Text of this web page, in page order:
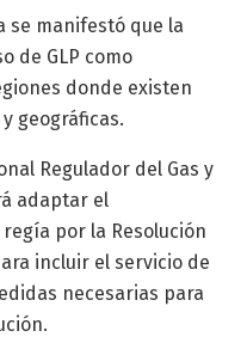
se manifestó que la
de GLP como
donde existen
geográficas.
Regulador del Gas y
adaptar el
por la Resolución
incluir el servicio de
necesarias para